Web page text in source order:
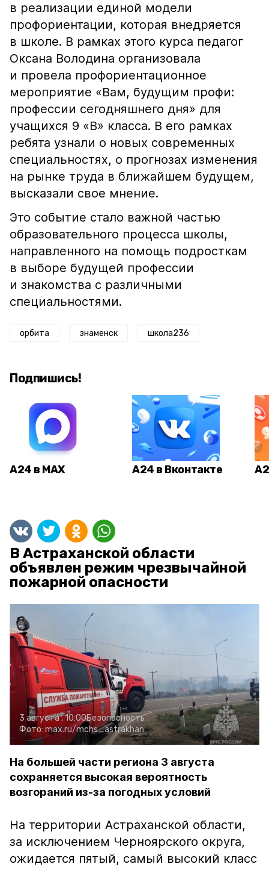
в реализации единой модели
профориентации, которая внедряется
в школе. В рамках этого курса педагог
Оксана Володина организовала
и провела профориентационное
мероприятие «Вам, будущим профи:
профессии сегодняшнего дня» для
учащихся 9 «В» класса. В его рамках
ребята узнали о новых современных
специальностях, о прогнозах изменения
на рынке труда в ближайшем будущем,
высказали свое мнение.
Это событие стало важной частью
образовательного процесса школы,
направленного на помощь подросткам
в выборе будущей профессии
и знакомства с различными
специальностями.
орбита знаменск школа236
Подпишись!
А24 в MAX А24 в Вконтакте
В Астраханской области
объявлен режим чрезвычайной
пожарной опасности
3 августа , 10:00Безопасность
Фото: max.ru/mchs_astrakhan
На большей части региона 3 августа
сохраняется высокая вероятность
возгораний из-за погодных условий
На территории Астраханской области,
за исключением Черноярского округа,
ожидается пятый, самый высокий класс